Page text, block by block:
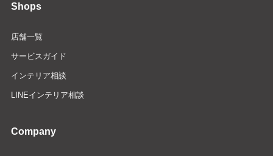
Shops
店舗一覧
サービスガイド
インテリア相談
LINEインテリア相談
Company